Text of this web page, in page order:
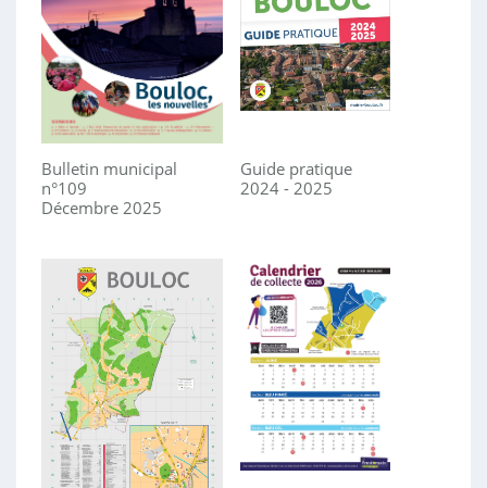
Bulletin municipal
n°109
Décembre 2025
Guide pratique
2024 - 2025